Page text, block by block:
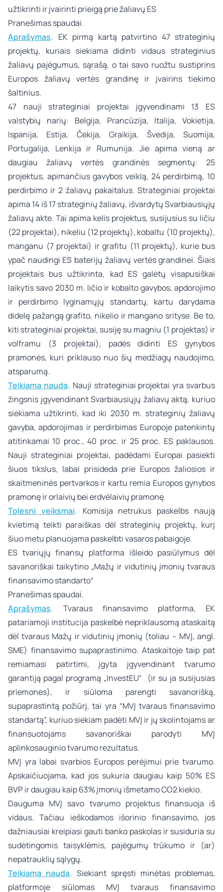
užtikrinti ir įvairinti prieigą prie žaliavų ES
Pranešimas spaudai.
Aprašymas. EK pirmą kartą patvirtino 47 strateginių
projektų, kuriais siekiama didinti vidaus strateginius
žaliavų pajėgumus, sąrašą, o tai savo ruožtu sustiprins
Europos žaliavų vertės grandinę ir įvairins tiekimo
šaltinius.
47 nauji strateginiai projektai įgyvendinami 13 ES
valstybių narių: Belgija, Prancūzija, Italija, Vokietija,
Ispanija, Estija, Čekija, Graikija, Švedija, Suomija,
Portugalija, Lenkija ir Rumunija. Jie apima vieną ar
daugiau žaliavų vertės grandinės segmentų: 25
projektus, apimančius gavybos veiklą, 24 perdirbimą, 10
perdirbimo ir 2 žaliavų pakaitalus. Strateginiai projektai
apima 14 iš 17 strateginių žaliavų, išvardytų Svarbiausiųjų
žaliavų akte. Tai apima kelis projektus, susijusius su ličiu
(22 projektai), nikeliu (12 projektų), kobaltu (10 projektų),
manganu (7 projektai) ir grafitu (11 projektų), kurie bus
ypač naudingi ES baterijų žaliavų vertės grandinei. Šiais
projektais bus užtikrinta, kad ES galėtų visapusiškai
laikytis savo 2030 m. ličio ir kobalto gavybos, apdorojimo
ir perdirbimo lyginamųjų standartų, kartu darydama
didelę pažangą grafito, nikelio ir mangano srityse. Be to,
kiti strateginiai projektai, susiję su magniu (1 projektas) ir
volframu (3 projektai), padės didinti ES gynybos
pramonės, kuri priklauso nuo šių medžiagų naudojimo,
atsparumą.
Teikiama nauda. Nauji strateginiai projektai yra svarbus
žingsnis įgyvendinant Svarbiausiųjų žaliavų aktą, kuriuo
siekiama užtikrinti, kad iki 2030 m. strateginių žaliavų
gavyba, apdorojimas ir perdirbimas Europoje patenkintų
atitinkamai 10 proc., 40 proc. ir 25 proc. ES paklausos.
Nauji strateginiai projektai, padėdami Europai pasiekti
šiuos tikslus, labai prisideda prie Europos žaliosios ir
skaitmeninės pertvarkos ir kartu remia Europos gynybos
pramonę ir orlaivių bei erdvėlaivių pramonę.
Tolesni veiksmai. Komisija netrukus paskelbs naują
kvietimą teikti paraiškas dėl strateginių projektų, kurį
šiuo metu planuojama paskelbti vasaros pabaigoje.
ES tvariųjų finansų platforma išleido pasiūlymus dėl
savanoriškai taikytino „Mažų ir vidutinių įmonių tvaraus
finansavimo standarto“
Pranešimas spaudai.
Aprašymas. Tvaraus finansavimo platforma, EK
patariamoji institucija paskelbė nepriklausomą ataskaitą
dėl tvaraus Mažų ir vidutinių įmonių (toliau – MVĮ, angl.
SME) finansavimo supaprastinimo. Ataskaitoje taip pat
remiamasi patirtimi, įgyta įgyvendinant tvarumo
garantiją pagal programą „InvestEU“ (ir su ja susijusias
priemones), ir siūloma parengti savanorišką,
supaprastintą požiūrį, tai yra “MVĮ tvaraus finansavimo
standartą”, kuriuo siekiam padėti MVĮ ir jų skolintojams ar
finansuotojams savanoriškai parodyti MVĮ
aplinkosauginio tvarumo rezultatus.
MVĮ yra labai svarbios Europos perėjimui prie tvarumo.
Apskaičiuojama, kad jos sukuria daugiau kaip 50% ES
BVP ir daugiau kaip 63% įmonių išmetamo CO2 kiekio.
Dauguma MVĮ savo tvarumo projektus finansuoja iš
vidaus. Tačiau ieškodamos išorinio finansavimo, jos
dažniausiai kreipiasi gauti banko paskolas ir susiduria su
sudėtingomis taisyklėmis, pajėgumų trūkumo ir (ar)
nepatrauklių sąlygų.
Teikiama nauda. Siekiant spręsti minėtas problemas,
platformoje siūlomas MVĮ tvaraus finansavimo